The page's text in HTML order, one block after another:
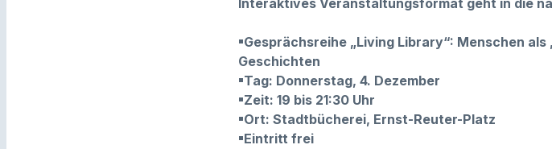
Interaktives Veranstaltungsformat geht in die
▪Gesprächsreihe „Living Library“: Menschen
Geschichten
▪Tag: Donnerstag, 4. Dezember
▪Zeit: 19 bis 21:30 Uhr
▪Ort: Stadtbücherei, Ernst-Reuter-Platz
▪Eintritt frei